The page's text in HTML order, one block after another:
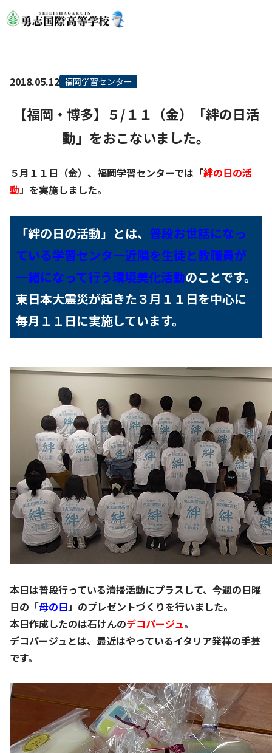
2018.05.12 福岡学習センター
【福岡・博多】５/１１（金）「絆の日活
動」をおこないました。
５月１１日（金）、福岡学習センターでは「絆の日の活
動」を実施しました。
「絆の日の活動」とは、 普段お世話になっ
ている学習センター近隣を生徒と教職員が
一緒になって行う環境美化活動のことです。
東日本大震災が起きた３月１１日を中心に
毎月１１日に実施しています。
本日は普段行っている清掃活動にプラスして、今週の日曜
日の「母の日」のプレゼントづくりを行いました。
本日作成したのは石けんのデコパージュ。
デコパージュとは、最近はやっているイタリア発祥の手芸
です。